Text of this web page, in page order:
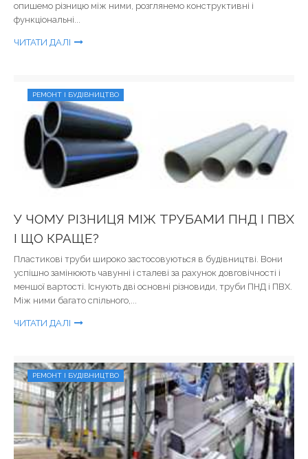
опишемо різницю між ними, розглянемо конструктивні і
функціональні...
ЧИТАТИ ДАЛІ
РЕМОНТ І БУДІВНИЦТВО
У ЧОМУ РІЗНИЦЯ МІЖ ТРУБАМИ ПНД І ПВХ
І ЩО КРАЩЕ?
Пластикові труби широко застосовуються в будівництві. Вони
успішно замінюють чавунні і сталеві за рахунок довговічності і
меншої вартості. Існують дві основні різновиди, труби ПНД і ПВХ.
Між ними багато спільного,...
ЧИТАТИ ДАЛІ
РЕМОНТ І БУДІВНИЦТВО